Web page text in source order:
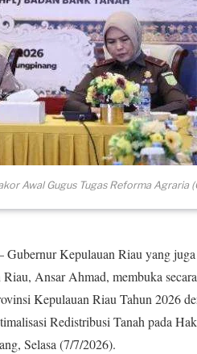
Awal Gugus Tugas Reforma
Kepulauan Riau yang juga
Ansar Ahmad, membuka
Kepulauan Riau Tahun 2026
Redistribusi Tanah pada
Selasa (7/7/2026).